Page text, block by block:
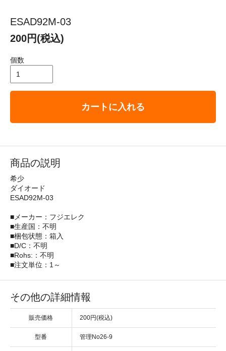
ESAD92M-03
200円(税込)
個数
カートに入れる
商品の説明
希少
ダイオード
ESAD92M-03
■メーカー：フジエレク
■生産国：不明
■梱包状態：箱入
■D/C：不明
■Rohs:：不明
■注文単位：1～
その他の詳細情報
販売価格 200円(税込)
型番 管理No26-9